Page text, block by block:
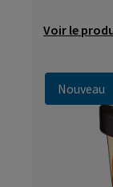
Voir le
Nouveau